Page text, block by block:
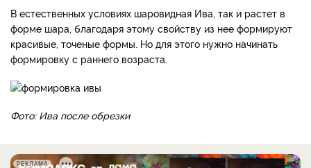
В естественных условиях шаровидная Ива, так и растет в
форме шара, благодаря этому свойству из нее формируют
красивые, точеные формы. Но для этого нужно начинать
формировку с раннего возраста.
Фото: Ива после обрезки
РЕКЛАМА